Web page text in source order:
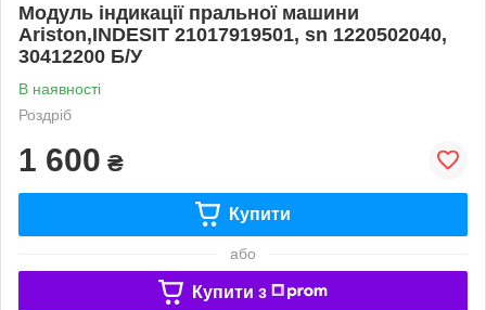
Модуль індикації пральної машини
Ariston,INDESIT 21017919501, sn 1220502040,
30412200 Б/У
В наявності
Роздріб
1 600 ₴
Купити
або
Купити з